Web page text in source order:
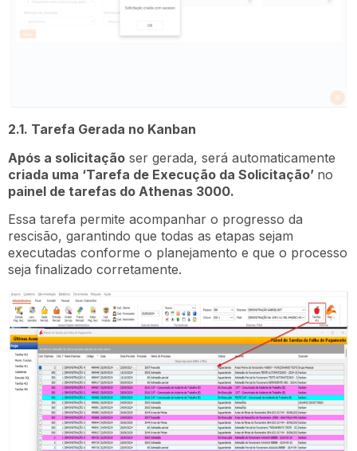
2.1. Tarefa Gerada no Kanban
Após a solicitação ser gerada, será automaticamente
criada uma ‘Tarefa de Execução da Solicitação’ no
painel de tarefas do Athenas 3000.
Essa tarefa permite acompanhar o progresso da
rescisão, garantindo que todas as etapas sejam
executadas conforme o planejamento e que o processo
seja finalizado corretamente.